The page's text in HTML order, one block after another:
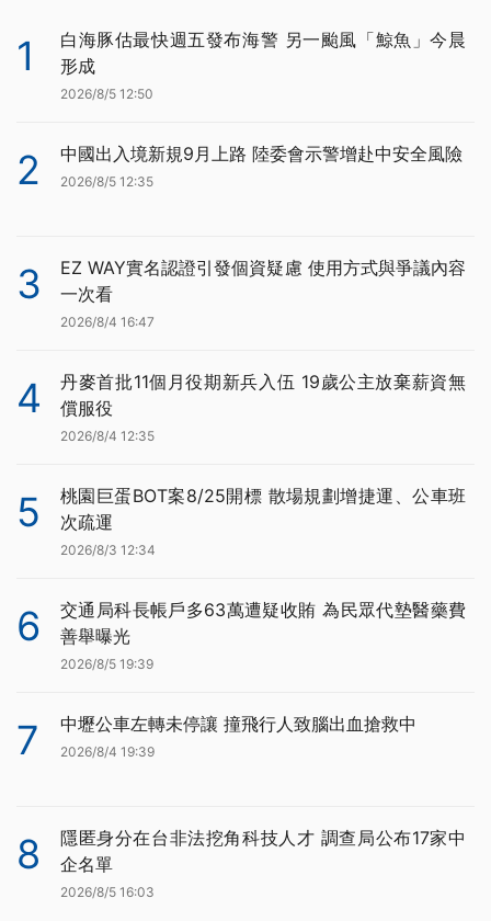
1
白海豚估最快週五發布海警 另一颱風「鯨魚」今晨
形成
2026/8/5 12:50
2 中國出入境新規9月上路 陸委會示警增赴中安全風險
2026/8/5 12:35
3
EZ WAY實名認證引發個資疑慮 使用方式與爭議內容
一次看
2026/8/4 16:47
4
丹麥首批11個月役期新兵入伍 19歲公主放棄薪資無
償服役
2026/8/4 12:35
5
桃園巨蛋BOT案8/25開標 散場規劃增捷運、公車班
次疏運
2026/8/3 12:34
6
交通局科長帳戶多63萬遭疑收賄 為民眾代墊醫藥費
善舉曝光
2026/8/5 19:39
7 中壢公車左轉未停讓 撞飛行人致腦出血搶救中
2026/8/4 19:39
8
隱匿身分在台非法挖角科技人才 調查局公布17家中
企名單
2026/8/5 16:03